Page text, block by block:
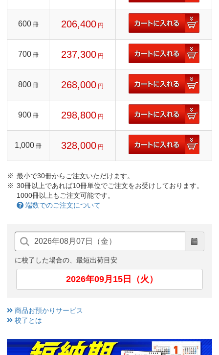
600 冊 206,400 円
700 冊 237,300 円
800 冊 268,000 円
900 冊 298,800 円
1,000 冊 328,000 円
最小で30冊からご注文いただけます。
30冊以上であれば10冊単位でご注文をお受けしております。
1000冊以上もご注文可能です。
端数でのご注文について
に校了した場合の、最短出荷目安
2026年09月15日（火）
商品お預かりサービス
校了とは